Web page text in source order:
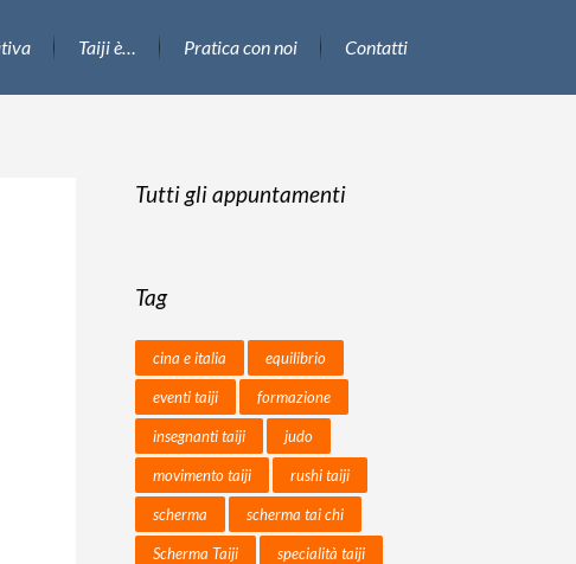
Taiji è… Pratica con noi Contatti
Tutti gli appuntamenti
Tag
cina e italia equilibrio
eventi taiji formazione
insegnanti taiji judo
movimento taiji rushi taiji
scherma scherma tai chi
Scherma Taiji specialità taiji